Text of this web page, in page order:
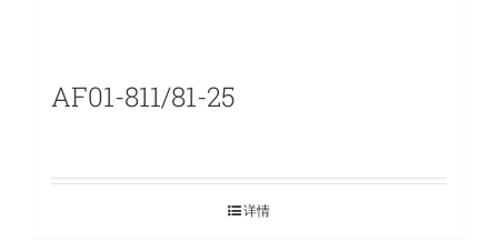
AF01-811/81-25
详情